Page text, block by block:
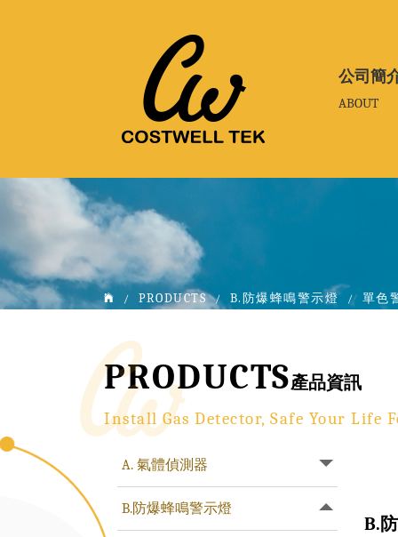
公司簡
ABOUT
公司簡
ABOUT
/ PRODUCTS / B.防爆蜂鳴警示燈 / 單色
PRODUCTS產品資訊
Install Gas Detector, Safe Your Life
A. 氣體偵測器
B.防爆蜂鳴警示燈
B.